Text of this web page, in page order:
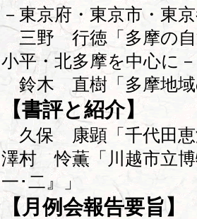
－東京府・東京市・東
三野 行徳「多摩の自
小平・北多摩を中心に
鈴木 直樹「多摩地域
【書評と紹介】
久保 康顕「千代田恵
澤村 怜薫「川越市立博
一･二』」
【月例会報告要旨】